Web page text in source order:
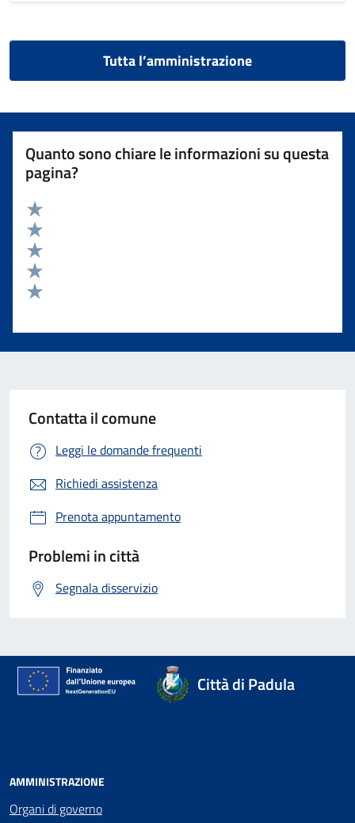
Tutta l’amministrazione
Quanto sono chiare le informazioni su questa
pagina?
Valuta 5 stelle su 5
Valuta 4 stelle su 5
Valuta 3 stelle su 5
Valuta 2 stelle su 5
Contatta il comune
Leggi le domande frequenti
Richiedi assistenza
Prenota appuntamento
Problemi in città
Segnala disservizio
Città di Padula
AMMINISTRAZIONE
Organi di governo